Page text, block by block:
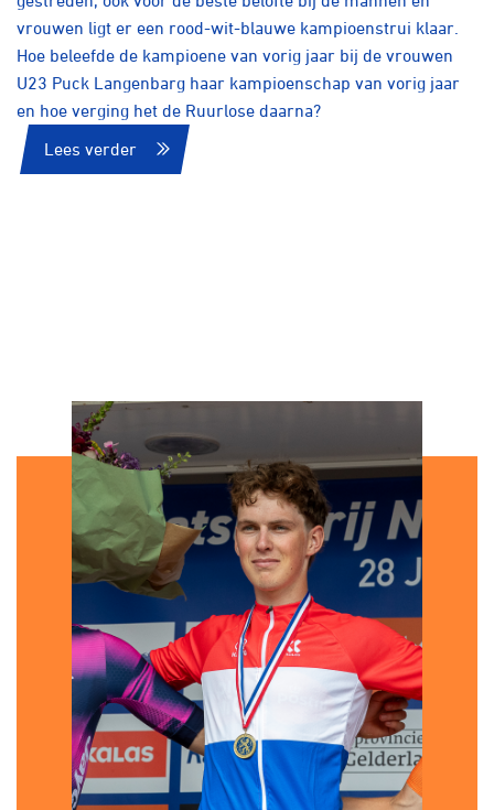
vrouwen ligt er een rood-wit-blauwe kampioenstrui klaar.
Hoe beleefde de kampioene van vorig jaar bij de vrouwen
U23 Puck Langenbarg haar kampioenschap van vorig jaar
en hoe verging het de Ruurlose daarna?
Lees verder